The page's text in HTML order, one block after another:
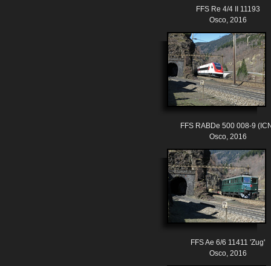
FFS Re 4/4 II 11193
Osco, 2016
FFS RABDe 500 008-9
Osco, 2016
FFS Ae 6/6 11411 'Zug'
Osco, 2016